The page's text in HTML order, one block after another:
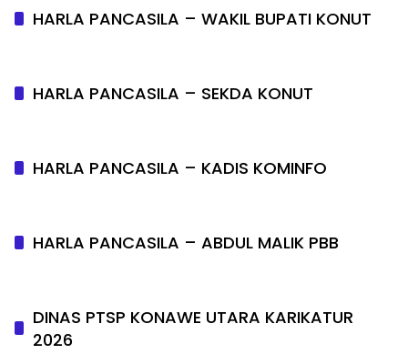
HARLA PANCASILA – WAKIL BUPATI KONUT
HARLA PANCASILA – SEKDA KONUT
HARLA PANCASILA – KADIS KOMINFO
HARLA PANCASILA – ABDUL MALIK PBB
DINAS PTSP KONAWE UTARA KARIKATUR
2026